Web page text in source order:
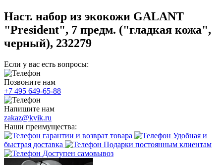
Наст. набор из экокожи GALANT
"President", 7 предм. ("гладкая кожа",
черный), 232279
Если у вас есть вопросы:
Позвоните нам
+7 495 649-65-88
Напишите нам
zakaz@kvik.ru
Наши преимущества:
гарантии и возврат товара
Удобная и
быстрая доставка
Подарки постоянным клиентам
Доступен самовывоз